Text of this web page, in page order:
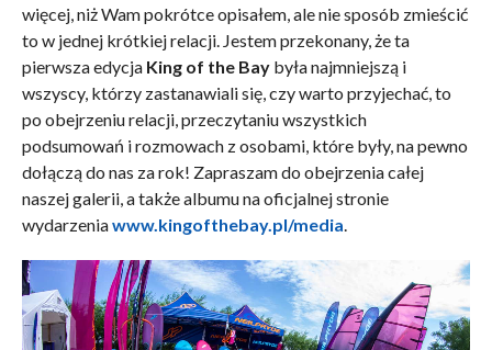
więcej, niż Wam pokrótce opisałem, ale nie sposób zmieścić
to w jednej krótkiej relacji. Jestem przekonany, że ta
pierwsza edycja King of the Baybyła najmniejszą i
wszyscy, którzy zastanawiali się, czy warto przyjechać, to
po obejrzeniu relacji, przeczytaniu wszystkich
podsumowań i rozmowach z osobami, które były, na pewno
dołączą do nas za rok! Zapraszam do obejrzenia całej
naszej galerii, a także albumu na oficjalnej stronie
wydarzeniawww.kingofthebay.pl/media.